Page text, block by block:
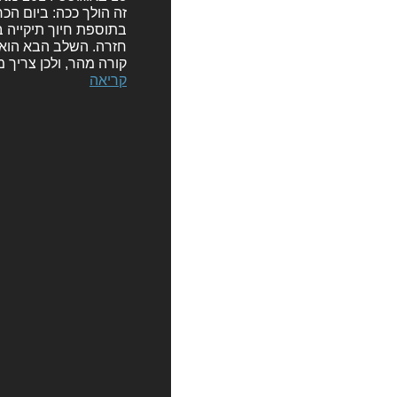
בתוספת חיוך
חזרה. השלב הבא הוא
קורה מהר, ולכן
קריאה